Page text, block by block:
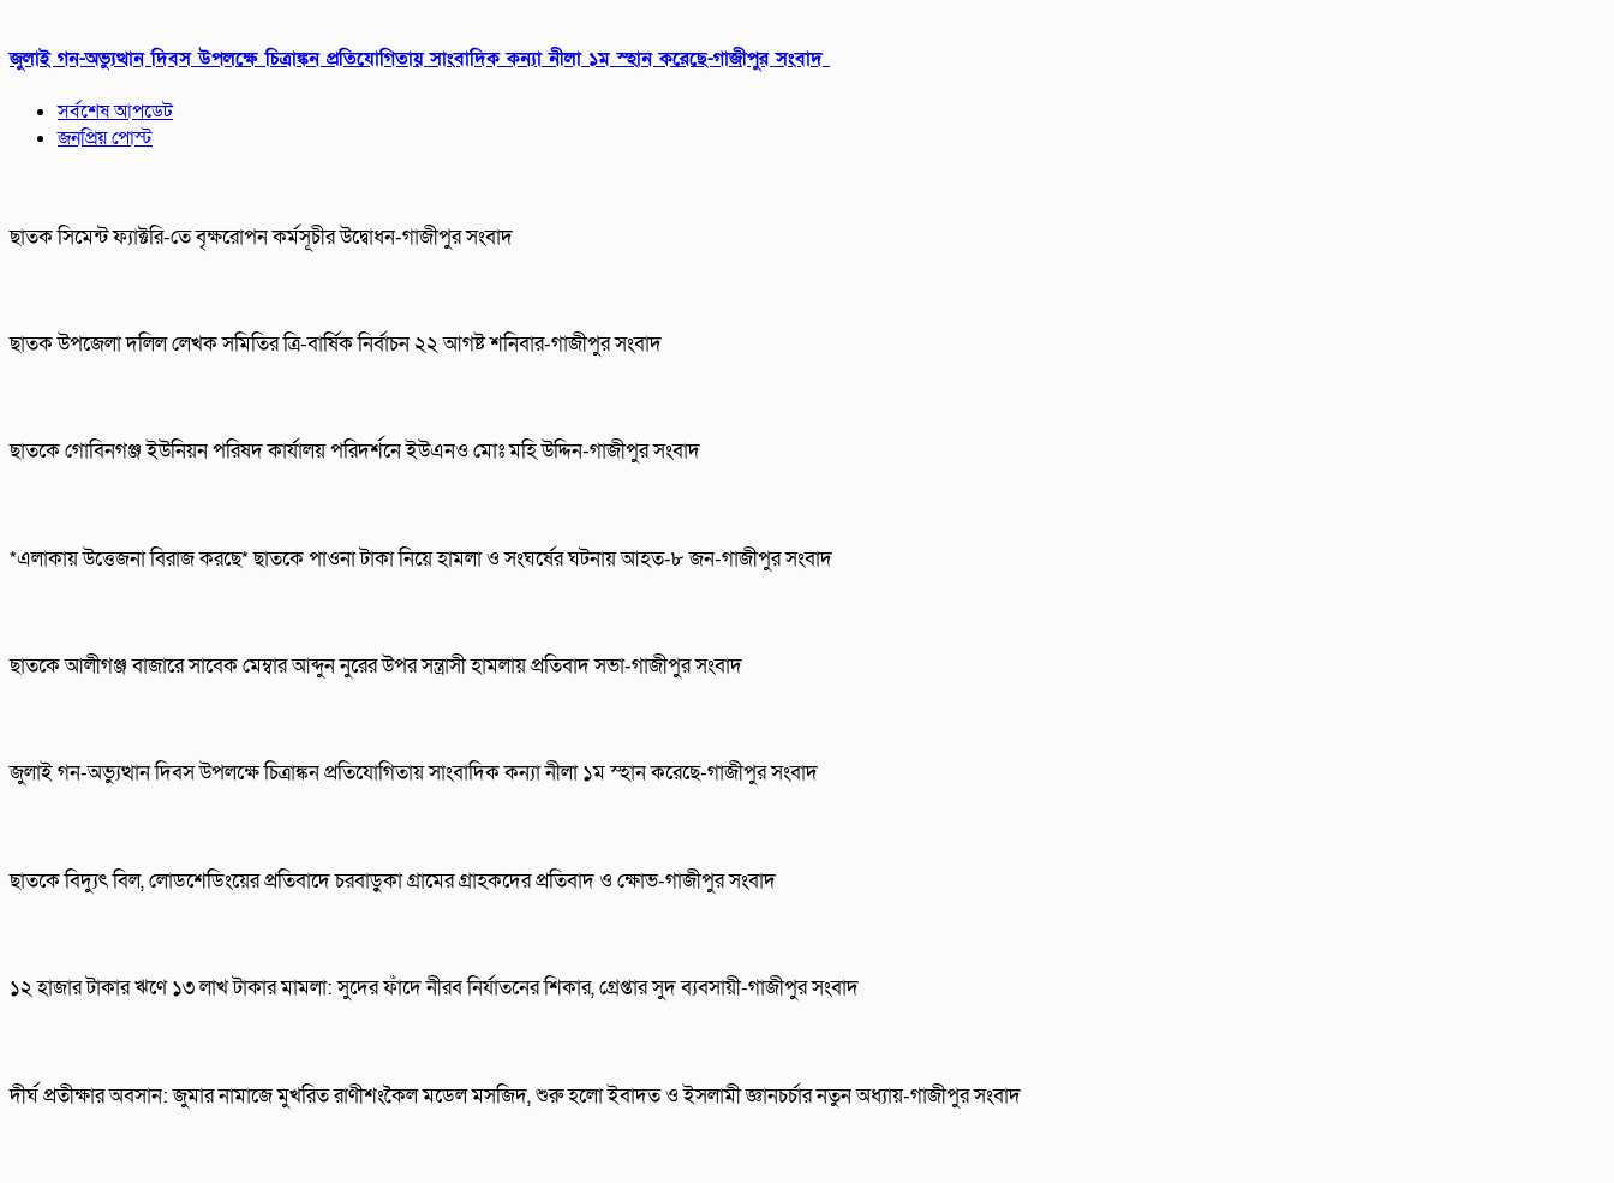
জুলাই গন-অভ্যুত্থান দিবস উপলক্ষে চিত্রাঙ্কন প্রতিযোগিতায় সাংবাদিক কন্যা নীলা ১ম স্হান করেছে-গাজীপুর সংবাদ
সর্বশেষ আপডেট
জনপ্রিয় পোস্ট
ছাতক সিমেন্ট ফ্যাক্টরি-তে বৃক্ষরোপন কর্মসূচীর উদ্বোধন-গাজীপুর সংবাদ
ছাতক উপজেলা দলিল লেখক সমিতির ত্রি-বার্ষিক নির্বাচন ২২ আগষ্ট শনিবার-গাজীপুর সংবাদ
ছাতকে গোবিনগঞ্জ ইউনিয়ন পরিষদ কার্যালয় পরিদর্শনে ইউএনও মোঃ মহি উদ্দিন-গাজীপুর সংবাদ
*এলাকায় উত্তেজনা বিরাজ করছে* ছাতকে পাওনা টাকা নিয়ে হামলা ও সংঘর্ষের ঘটনায় আহত-৮ জন-গাজীপুর সংবাদ
ছাতকে আলীগঞ্জ বাজারে সাবেক মেম্বার আব্দুন নুরের উপর সন্ত্রাসী হামলায় প্রতিবাদ সভা-গাজীপুর সংবাদ
জুলাই গন-অভ্যুত্থান দিবস উপলক্ষে চিত্রাঙ্কন প্রতিযোগিতায় সাংবাদিক কন্যা নীলা ১ম স্হান করেছে-গাজীপুর সংবাদ
ছাতকে বিদ্যুৎ বিল, লোডশেডিংয়ের প্রতিবাদে চরবাড়ুকা গ্রামের গ্রাহকদের প্রতিবাদ ও ক্ষোভ-গাজীপুর সংবাদ
১২ হাজার টাকার ঋণে ১৩ লাখ টাকার মামলা: সুদের ফাঁদে নীরব নির্যাতনের শিকার, গ্রেপ্তার সুদ ব্যবসায়ী-গাজীপুর সংবাদ
দীর্ঘ প্রতীক্ষার অবসান: জুমার নামাজে মুখরিত রাণীশংকৈল মডেল মসজিদ, শুরু হলো ইবাদত ও ইসলামী জ্ঞানচর্চার নতুন অধ্যায়-গাজীপুর সংবাদ